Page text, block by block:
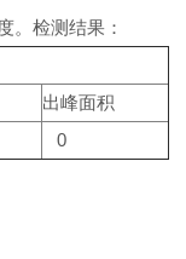
。检测结果：
出峰面积
0